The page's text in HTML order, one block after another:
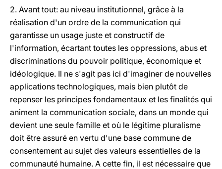
2. Avant tout: au niveau institutionnel, grâce à la
réalisation d'un ordre de la communication qui
garantisse un usage juste et constructif de
l'information, écartant toutes les oppressions, abus et
discriminations du pouvoir politique, économique et
idéologique. Il ne s'agit pas ici d'imaginer de nouvelles
applications technologiques, mais bien plutôt de
repenser les principes fondamentaux et les finalités qui
animent la communication sociale, dans un monde qui
devient une seule famille et où le légitime pluralisme
doit être assuré en vertu d'une base commune de
consentement au sujet des valeurs essentielles de la
communauté humaine. A cette fin, il est nécessaire que